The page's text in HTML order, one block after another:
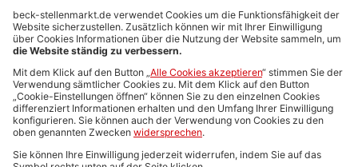
Anzeigen-AGB
Media-Daten
Newsletteranmeldung
Produktübersicht
ALLGEMEIN
FAQs